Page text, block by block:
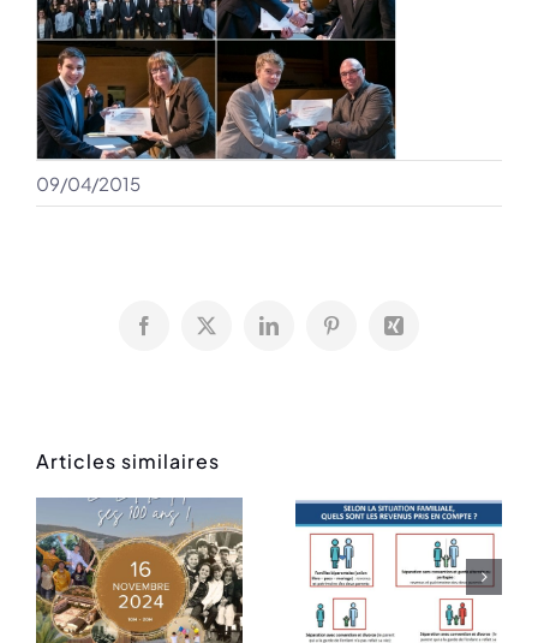
09/04/2015
Facebook
X LinkedInPinterestXing
Articles similaires
Bourses
scolaires
Rentrée
des